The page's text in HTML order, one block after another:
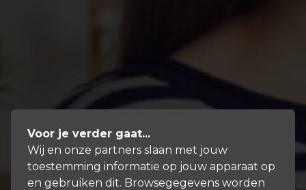
Voor je verder gaat...
Wij en onze partners slaan met jouw
toestemming informatie op jouw apparaat op
en gebruiken dit. Browsegegevens worden